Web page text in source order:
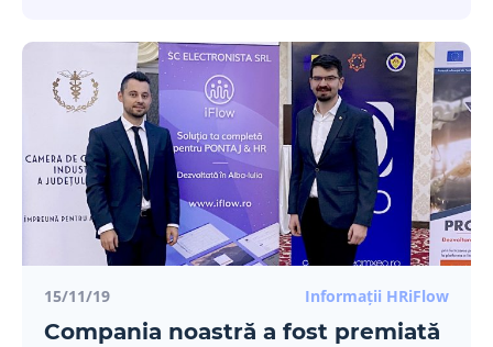
15/11/19 Informații HRiFlow
Compania noastră a fost premiată